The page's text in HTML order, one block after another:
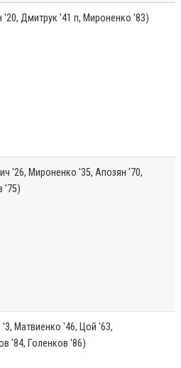
'20, Дмитрук '41 п, Мироненко '83)
'26, Мироненко '35, Апозян '70,
'75)
Матвиенко '46, Цой '63,
'84, Голенков '86)